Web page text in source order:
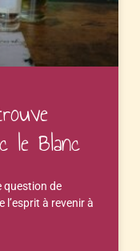
le Blanc
question de
l’esprit à revenir à